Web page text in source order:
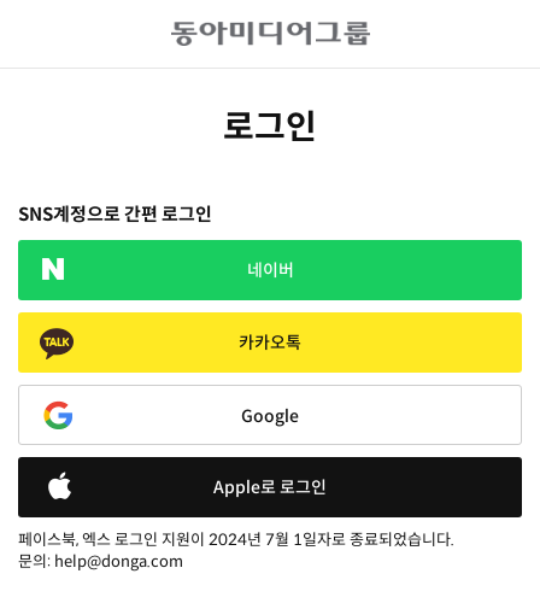
로그인
SNS계정으로 간편 로그인
네이버
카카오톡
Google
Apple로 로그인
페이스북, 엑스 로그인 지원이 2024년 7월 1일자로 종료되었습니다.
문의: help@donga.com